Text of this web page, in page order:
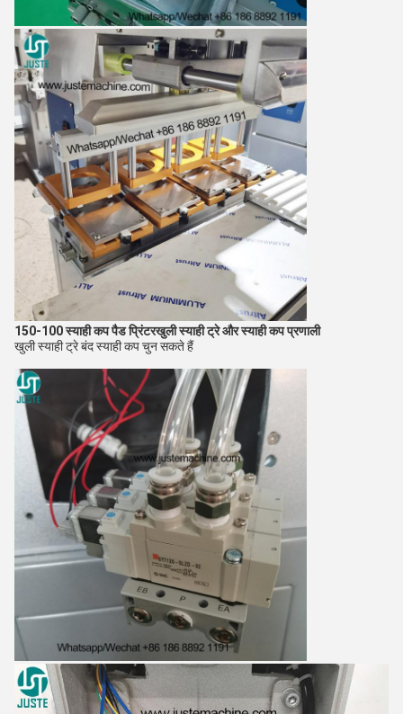
150-100 स्याही कप पैड प्रिंटरखुली स्याही ट्रे और स्याही कप प्रणाली
खुली स्याही ट्रे बंद स्याही कप चुन सकते हैं